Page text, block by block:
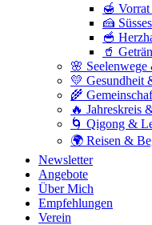
🍯
🍰
🥣
🥤
🌸
💛 Gesundheit
🌾
🔥 Jahreskreis
🌀 Qigong &
🌍 Reisen &
Newsletter
Angebote
Über Mich
Empfehlungen
Verein